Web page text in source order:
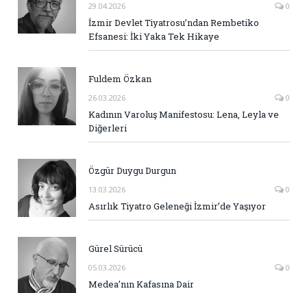
29.04.2026 0
İzmir Devlet Tiyatrosu’ndan Rembetiko
Efsanesi: İki Yaka Tek Hikaye
Fuldem Özkan
26.03.2026 0
Kadının Varoluş Manifestosu: Lena, Leyla ve
Diğerleri
Özgür Duygu Durgun
13.03.2026 0
Asırlık Tiyatro Geleneği İzmir’de Yaşıyor
Gürel Sürücü
05.03.2026 0
Medea’nın Kafasına Dair